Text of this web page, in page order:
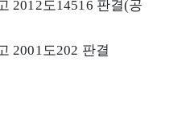
2012도14516 판결(공
2001도202 판결